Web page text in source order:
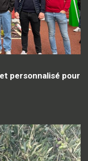
personnalisé pour